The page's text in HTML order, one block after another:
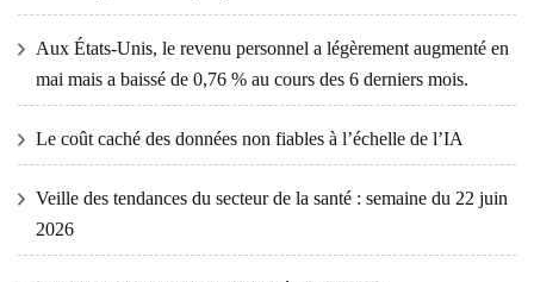
Aux États-Unis, le revenu personnel a légèrement augmenté en
mai mais a baissé de 0,76 % au cours des 6 derniers mois.
Le coût caché des données non fiables à l’échelle de l’IA
Veille des tendances du secteur de la santé : semaine du 22 juin
2026